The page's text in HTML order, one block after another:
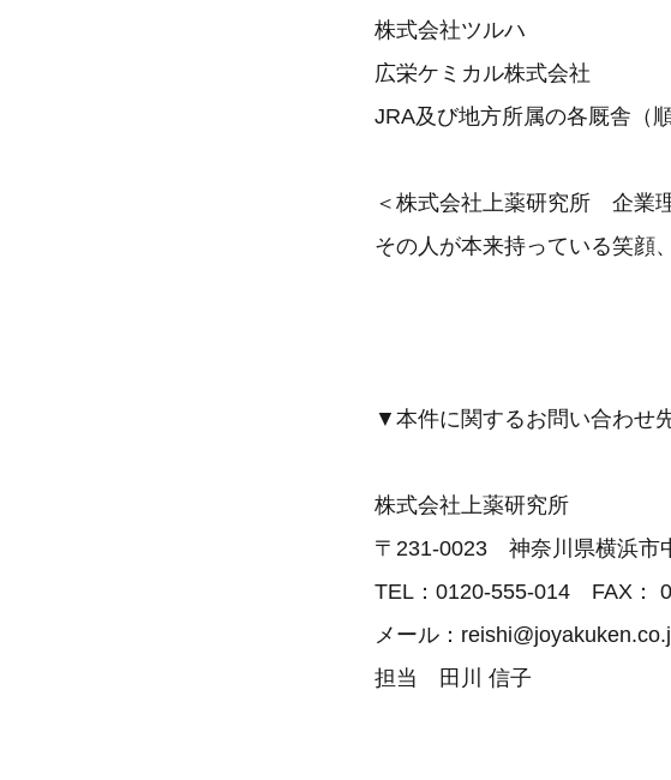
株式会社ツルハ
広栄ケミカル株式会社
JRA及び地方所属の各厩舎（順
＜株式会社上薬研究所 企業
その人が本来持っている笑顔
▼本件に関するお問い合わせ
株式会社上薬研究所
〒231-0023 神奈川県横浜市
TEL：0120-555-014 FAX：
メール：
担当 田川 信子